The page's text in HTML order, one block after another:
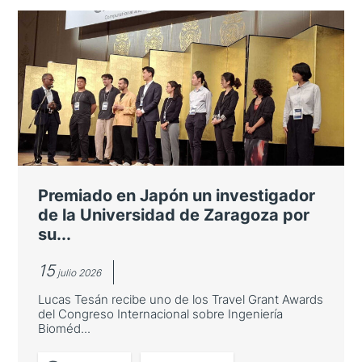
Premiado en Japón un investigador
de la Universidad de Zaragoza por
su...
15 julio 2026
Lucas Tesán recibe uno de los Travel Grant Awards
del Congreso Internacional sobre Ingeniería
Bioméd...